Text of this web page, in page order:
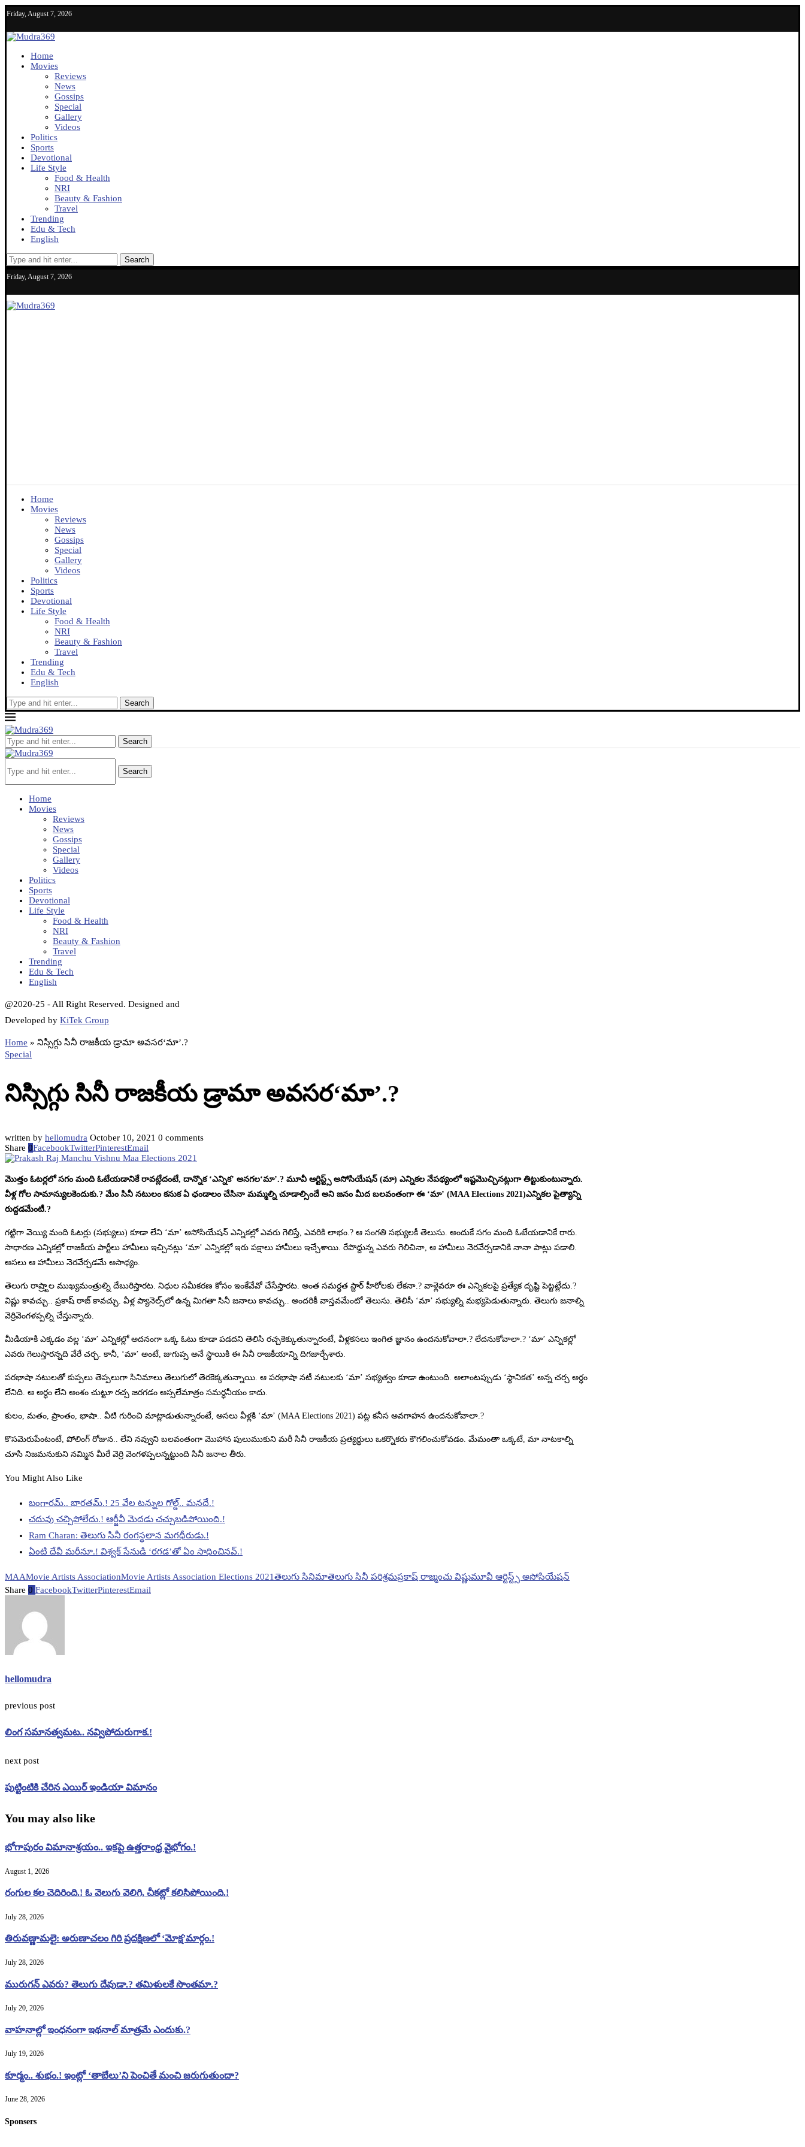
Friday, August 7, 2026
Home
Movies
Reviews
News
Gossips
Special
Gallery
Videos
Politics
Sports
Devotional
Life Style
Food & Health
NRI
Beauty & Fashion
Travel
Trending
Edu & Tech
English
Search
Friday, August 7, 2026
Home
Movies
Reviews
News
Gossips
Special
Gallery
Videos
Politics
Sports
Devotional
Life Style
Food & Health
NRI
Beauty & Fashion
Travel
Trending
Edu & Tech
English
Search
Search
Search
Home
Movies
Reviews
News
Gossips
Special
Gallery
Videos
Politics
Sports
Devotional
Life Style
Food & Health
NRI
Beauty & Fashion
Travel
Trending
Edu & Tech
English
@2020-25 - All Right Reserved. Designed and
Developed by KiTek Group
Home » నిస్సిగ్గు సినీ రాజకీయ డ్రామా అవసర‘మా’.?
Special
నిస్సిగ్గు సినీ రాజకీయ డ్రామా అవసర‘మా’.?
written by hellomudra October 10, 2021 0 comments
Share 0FacebookTwitterPinterestEmail
మొత్తం ఓటర్లలో సగం మంది ఓటేయడానికే రావట్లేదంటే, దాన్నొక ‘ఎన్నిక’ అనగల‘మా’.? మూవీ ఆర్టిస్ట్స్ అసోసియేషన్ (మా) ఎన్నికల నేపథ్యంలో ఇష్టమొచ్చినట్లుగా తిట్టుకుంటున్నారు.
వీళ్ల గోల సామాన్యులకెందుకు.? మేం సినీ నటులం కనుక ఏ ఛండాలం చేసినా మమ్మల్ని చూడాల్సిందే అని జనం మీద బలవంతంగా ఈ ‘మా’ (MAA Elections 2021)ఎన్నికల పైత్యాన్ని
రుద్దడమేంటీ.?
గట్టిగా వెయ్యి మంది ఓటర్లు (సభ్యులు) కూడా లేని ‘మా’ అసోసియేషన్ ఎన్నికల్లో ఎవరు గెలిస్తే, ఎవరికి లాభం.? ఆ సంగతి సభ్యులకీ తెలుసు. అందుకే సగం మంది ఓటేయడానికే రారు.
సాధారణ ఎన్నికల్లో రాజకీయ పార్టీలు హామీలు ఇచ్చినట్లు ‘మా’ ఎన్నికల్లో ఇరు పక్షాలు హామీలు ఇచ్చేశాయి. రేపొద్దున్న ఎవరు గెలిచినా, ఆ హామీలు నెరవేర్చడానికి నానా పాట్లు పడాలి.
అసలు ఆ హామీలు నెరవేర్చడమే అసాధ్యం.
తెలుగు రాష్ర్టాల ముఖ్యమంత్రుల్ని దేబురిస్తారట. నిధుల సమీకరణ కోసం ఇంకేవేవో చేసేస్తారట. అంత సమర్ధత స్టార్ హీరోలకు లేకనా.? వాళ్లెవరూ ఈ ఎన్నికలపై ప్రత్యేక దృష్టి పెట్టట్లేదు.?
విష్ణు కావచ్చు.. ప్రకాష్ రాజ్ కావచ్చు. వీళ్ల ప్యానెల్స్‌లో ఉన్న మిగతా సినీ జనాలు కావచ్చు.. అందరికీ వాస్తవమేంటో తెలుసు. తెలిసీ ‘మా’ సభ్యుల్ని మభ్యపెడుతున్నారు. తెలుగు జనాల్ని
వెర్రివెంగళప్పల్ని చేస్తున్నారు.
మీడియాకి ఎక్కడం వల్ల ‘మా’ ఎన్నికల్లో అదనంగా ఒక్క ఓటు కూడా పడదని తెలిసి రచ్చకెక్కుతున్నారంటే, వీళ్లకసలు ఇంగిత జ్ఞానం ఉందనుకోవాలా.? లేదనుకోవాలా.? ‘మా’ ఎన్నికల్లో
ఎవరు గెలుస్తారన్నది వేరే చర్చ. కానీ, ‘మా’ అంటే, జుగుప్స అనే స్థాయికి ఈ సినీ రాజకీయాన్ని దిగజార్చేశారు.
పరభాషా నటులతో కుప్పలు తెప్పలుగా సినిమాలు తెలుగులో తెరకెక్కతున్నాయి. ఆ పరభాషా నటీ నటులకు ‘మా’ సభ్యత్వం కూడా ఉంటుంది. అలాంటప్పుడు ‘స్థానికత’ అన్న చర్చ అర్ధం
లేనిది. ఆ అర్ధం లేని అంశం చుట్టూ రచ్చ జరగడం అస్సలేమాత్రం సమర్ధనీయం కాదు.
కులం, మతం, ప్రాంతం, భాషా.. వీటి గురించి మాట్లాడుతున్నారంటే, అసలు వీళ్లకి ‘మా’ (MAA Elections 2021) పట్ల కనీస అవగాహన ఉందనుకోవాలా.?
కొసమెరుపేంటంటే, పోలింగ్ రోజున.. లేని నవ్వుని బలవంతంగా మొహాన పులుముకుని మరీ సినీ రాజకీయ ప్రత్యర్థులు ఒకర్నొకరు కౌగలించుకోవడం. మేమంతా ఒక్కటే, మా నాటకాల్ని
చూసి నిజమనుకుని నమ్మిన మీరే వెర్రి వెంగళప్పలన్నట్టుంది సినీ జనాల తీరు.
You Might Also Like
బంగారమ్.. భారతమ్.! 25 వేల టన్నుల గోల్డ్.. మనదే.!
చదువు చచ్చిపోలేదు.! ఆర్జీవీ మెదడు చచ్చుబడిపోయింది.!
Ram Charan: తెలుగు సినీ రంగస్థలాన మగధీరుడు.!
ఏంటి దేవీ మరీనూ.! విశ్వక్ సేనుడి ‘రగడ’తో ఏం సాధించినవ్.!
MAAMovie Artists AssociationMovie Artists Association Elections 2021తెలుగు సినిమాతెలుగు సినీ పరిశ్రమప్రకాష్ రాజ్మంచు విష్ణుమూవీ ఆర్టిస్ట్స్ అసోసియేషన్
Share 0 FacebookTwitterPinterestEmail
hellomudra
previous post
లింగ సమానత్వమట.. నవ్విపోదురుగాక.!
next post
పుట్టింటికి చేరిన ఎయిర్ ఇండియా విమానం
You may also like
భోగాపురం విమానాశ్రయం.. ఇకపై ఉత్తరాంధ్ర వైభోగం.!
August 1, 2026
రంగుల కల చెదిరింది.! ఓ వెలుగు వెలిగి, చీకట్లో కలిసిపోయింది.!
July 28, 2026
తిరువణ్ణామలై: అరుణాచలం గిరి ప్రదక్షిణలో ‘మోక్ష’మార్గం.!
July 28, 2026
మురుగన్ ఎవరు? తెలుగు దేవుడా.? తమిళులకే సొంతమా.?
July 20, 2026
వాహనాల్లో ఇంధనంగా ఇథనాల్ మాత్రమే ఎందుకు.?
July 19, 2026
కూర్మం.. శుభం.! ఇంట్లో ‘తాబేలు’ని పెంచితే మంచి జరుగుతుందా?
June 28, 2026
Sponsers